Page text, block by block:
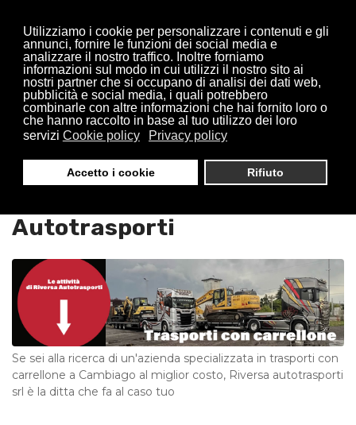
Utilizziamo i cookie per personalizzare i contenuti e gli
annunci, fornire le funzioni dei social media e
analizzare il nostro traffico. Inoltre forniamo
informazioni sul modo in cui utilizzi il nostro sito ai
nostri partner che si occupano di analisi dei dati web,
pubblicità e social media, i quali potrebbero
combinarle con altre informazioni che hai fornito loro o
che hanno raccolto in base al tuo utilizzo dei loro
servizi Cookie policy Privacy policy
Accetto i cookie Rifiuto
Trasporti Con Carrellone
Autotrasporti
Se sei alla ricerca di un'azienda specializzata in trasporti con
carrellone a Cambiago al miglior costo, Riversa autotrasporti
srl è la ditta che fa al caso tuo